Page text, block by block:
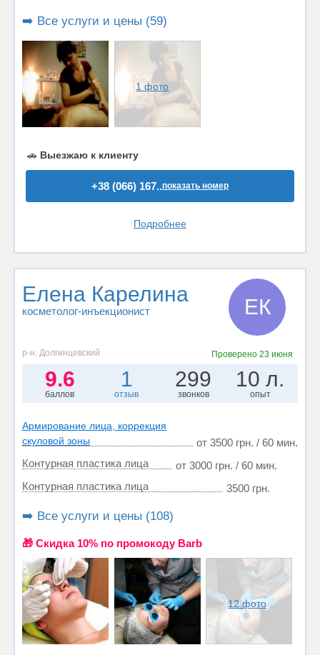
➡️ Все услуги и цены (59)
1 фото
🚗 Выезжаю к клиенту
+38 (066) 167..показать номер
Подробнее
Елена Карелина
косметолог-инъекционист ЕК
р-н. Долгинцевский Проверено 23 июня
9.6
баллов
1
отзыв
299
звонков
10 л.
опыт
Армирование лица, коррекция
скуловой зоны
от 3500 грн. / 60 мин.
Контурная пластика лица
от 3000 грн. / 60 мин.
Контурная пластика лица
3500 грн.
➡️ Все услуги и цены (108)
🎁 Cкидка 10% по промокоду Barb
12 фото